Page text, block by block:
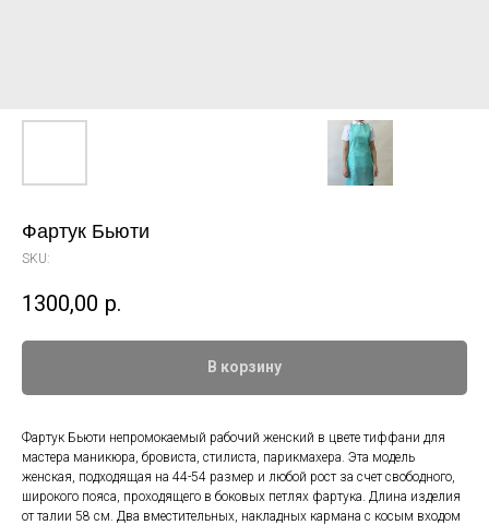
Фартук Бьюти
SKU:
1300,00 р.
В корзину
Фартук Бьюти непромокаемый рабочий женский в цвете тиффани для
мастера маникюра, бровиста, стилиста, парикмахера. Эта модель
женская, подходящая на 44-54 размер и любой рост за счет свободного,
широкого пояса, проходящего в боковых петлях фартука. Длина изделия
от талии 58 см. Два вместительных, накладных кармана с косым входом